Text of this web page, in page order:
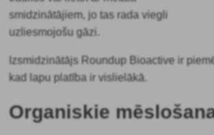
smidzinātājiem, jo tas rada viegli
uzliesmojošu gāzi.
Izsmidzinātājs Roundup Bioactive ir
kad lapu platība ir vislielākā.
Organiskie